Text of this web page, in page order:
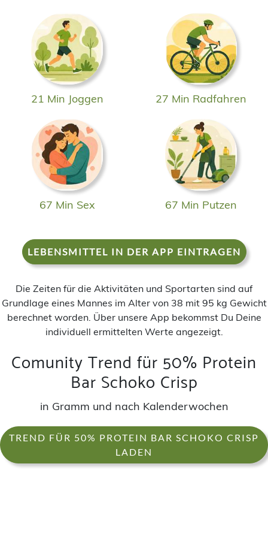
21 Min Joggen 27 Min Radfahren
67 Min Sex 67 Min Putzen
LEBENSMITTEL IN DER APP EINTRAGEN
Die Zeiten für die Aktivitäten und Sportarten sind auf
Grundlage eines Mannes im Alter von 38 mit 95 kg Gewicht
berechnet worden. Über unsere App bekommst Du Deine
individuell ermittelten Werte angezeigt.
Comunity Trend für 50% Protein
Bar Schoko Crisp
in Gramm und nach Kalenderwochen
TREND FÜR 50% PROTEIN BAR SCHOKO CRISP
LADEN